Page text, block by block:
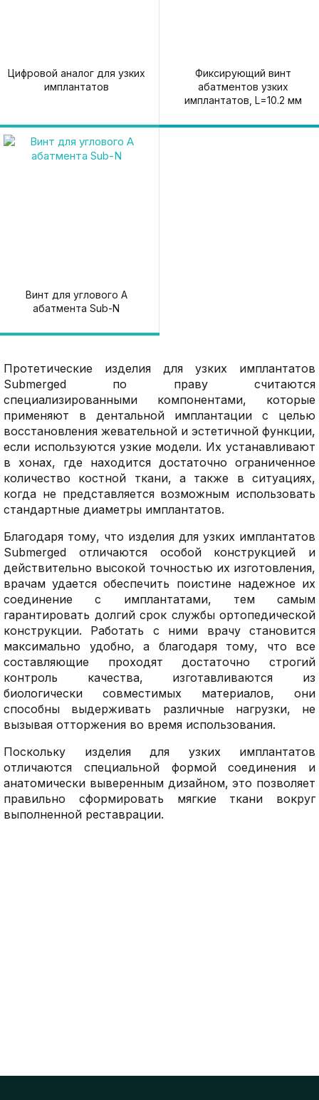
Цифровой аналог для узких
имплантатов
Фиксирующий винт
абатментов узких
имплантатов, L=10.2 мм
Винт для углового A
абатмента Sub-N
Протетические изделия для узких имплантатов
Submerged по праву считаются
специализированными компонентами, которые
применяют в дентальной имплантации с целью
восстановления жевательной и эстетичной функции,
если используются узкие модели. Их устанавливают
в хонах, где находится достаточно ограниченное
количество костной ткани, а также в ситуациях,
когда не представляется возможным использовать
стандартные диаметры имплантатов.
Благодаря тому, что изделия для узких имплантатов
Submerged отличаются особой конструкцией и
действительно высокой точностью их изготовления,
врачам удается обеспечить поистине надежное их
соединение с имплантатами, тем самым
гарантировать долгий срок службы ортопедической
конструкции. Работать с ними врачу становится
максимально удобно, а благодаря тому, что все
составляющие проходят достаточно строгий
контроль качества, изготавливаются из
биологически совместимых материалов, они
способны выдерживать различные нагрузки, не
вызывая отторжения во время использования.
Поскольку изделия для узких имплантатов
отличаются специальной формой соединения и
анатомически выверенным дизайном, это позволяет
правильно сформировать мягкие ткани вокруг
выполненной реставрации.